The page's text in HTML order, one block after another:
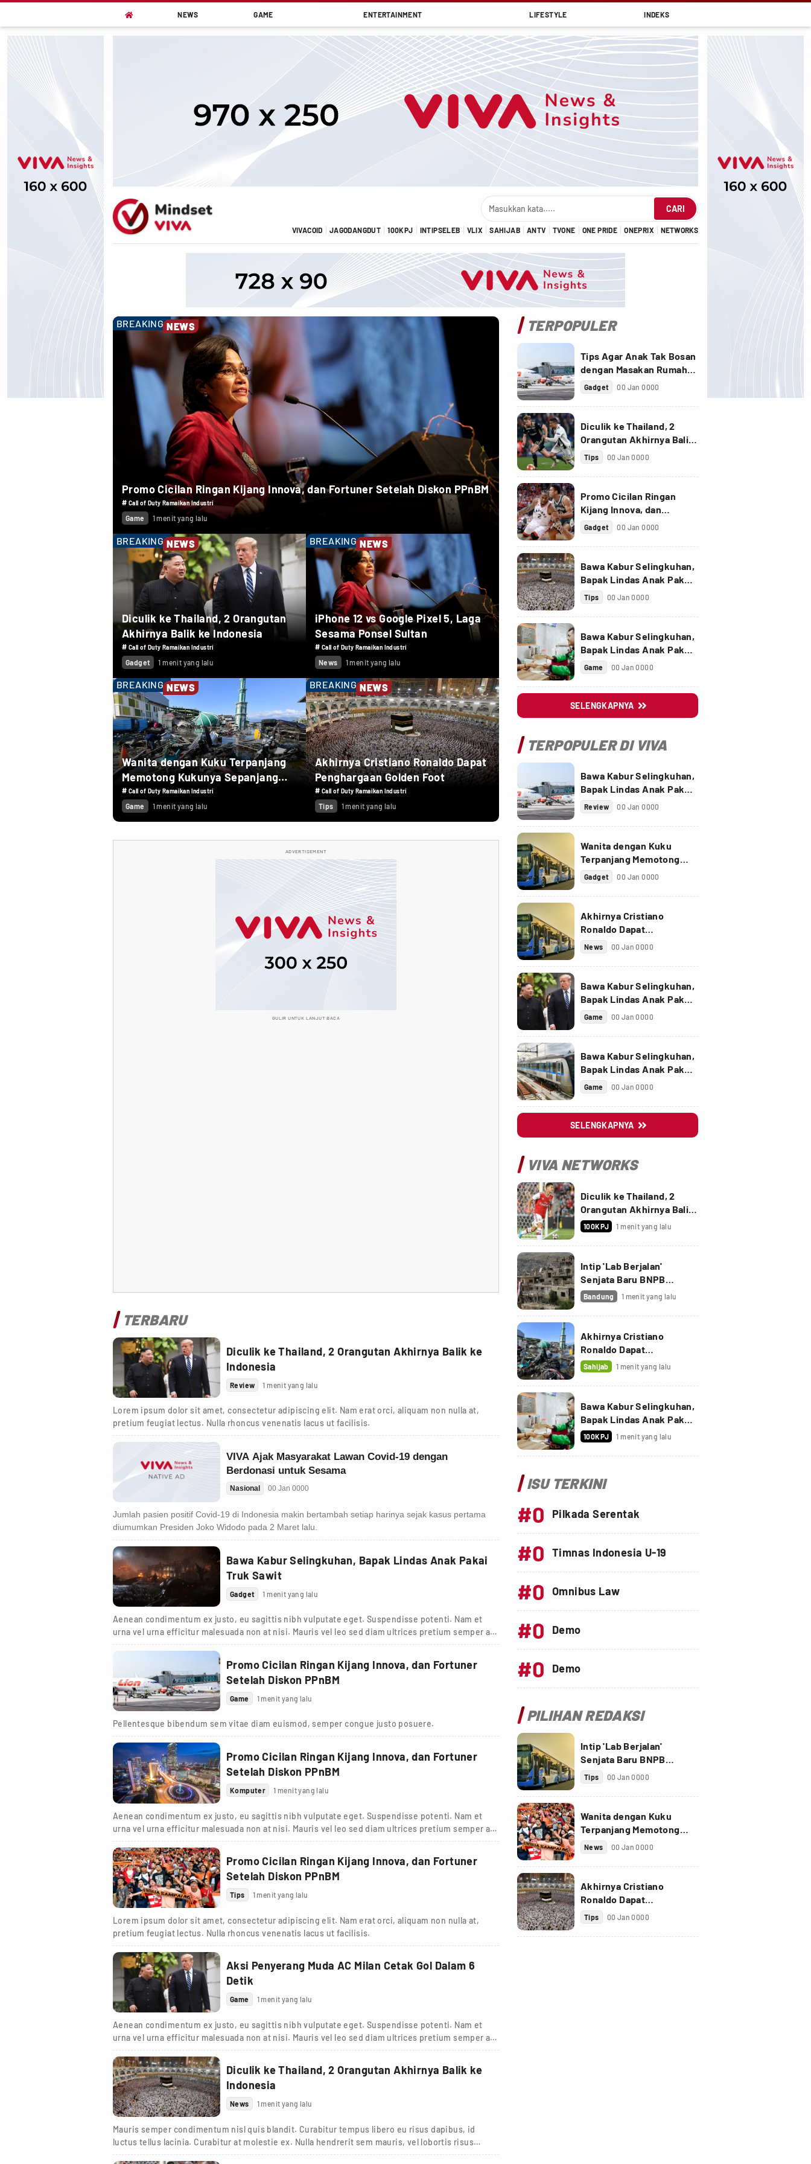
 NEWS GAME ENTERTAINMENT LIFESTYLE INDEKS
CARI
VIVACOID JAGODANGDUT 100KPJ INTIPSELEB VLIX SAHIJAB ANTV TVONE ONE PRIDE ONEPRIX NETWORKS
BREAKING NEWS
Promo Cicilan Ringan Kijang Innova, dan Fortuner Setelah Diskon PPnBM
# Call of Duty Ramaikan Industri
Game 1 menit yang lalu
BREAKING NEWS
Diculik ke Thailand, 2 Orangutan
Akhirnya Balik ke Indonesia
# Call of Duty Ramaikan Industri
Gadget 1 menit yang lalu
BREAKING NEWS
iPhone 12 vs Google Pixel 5, Laga
Sesama Ponsel Sultan
# Call of Duty Ramaikan Industri
News 1 menit yang lalu
BREAKING NEWS
Wanita dengan Kuku Terpanjang
Memotong Kukunya Sepanjang
733 cm
# Call of Duty Ramaikan Industri
Game 1 menit yang lalu
BREAKING NEWS
Akhirnya Cristiano Ronaldo Dapat
Penghargaan Golden Foot
# Call of Duty Ramaikan Industri
Tips 1 menit yang lalu
ADVERTISEMENT
GULIR UNTUK LANJUT BACA
TERBARU
Diculik ke Thailand, 2 Orangutan Akhirnya Balik ke
Indonesia
Review 1 menit yang lalu
Lorem ipsum dolor sit amet, consectetur adipiscing elit. Nam erat orci, aliquam non nulla at,
pretium feugiat lectus. Nulla rhoncus venenatis lacus ut facilisis.
Bawa Kabur Selingkuhan, Bapak Lindas Anak Pakai
Truk Sawit
Gadget 1 menit yang lalu
Aenean condimentum ex justo, eu sagittis nibh vulputate eget. Suspendisse potenti. Nam et
urna vel urna efficitur malesuada non at nisi. Mauris vel leo sed diam ultrices pretium semper a
turpis.
Promo Cicilan Ringan Kijang Innova, dan Fortuner
Setelah Diskon PPnBM
Game 1 menit yang lalu
Pellentesque bibendum sem vitae diam euismod, semper congue justo posuere.
Promo Cicilan Ringan Kijang Innova, dan Fortuner
Setelah Diskon PPnBM
Komputer 1 menit yang lalu
Aenean condimentum ex justo, eu sagittis nibh vulputate eget. Suspendisse potenti. Nam et
urna vel urna efficitur malesuada non at nisi. Mauris vel leo sed diam ultrices pretium semper a
turpis.
Promo Cicilan Ringan Kijang Innova, dan Fortuner
Setelah Diskon PPnBM
Tips 1 menit yang lalu
Lorem ipsum dolor sit amet, consectetur adipiscing elit. Nam erat orci, aliquam non nulla at,
pretium feugiat lectus. Nulla rhoncus venenatis lacus ut facilisis.
Aksi Penyerang Muda AC Milan Cetak Gol Dalam 6
Detik
Game 1 menit yang lalu
Aenean condimentum ex justo, eu sagittis nibh vulputate eget. Suspendisse potenti. Nam et
urna vel urna efficitur malesuada non at nisi. Mauris vel leo sed diam ultrices pretium semper a
turpis.
Diculik ke Thailand, 2 Orangutan Akhirnya Balik ke
Indonesia
News 1 menit yang lalu
Mauris semper condimentum nisl quis blandit. Curabitur tempus libero eu risus dapibus, id
luctus tellus lacinia. Curabitur at molestie ex. Nulla hendrerit sem mauris, vel lobortis risus
viverra et.
TERPOPULER
Tips Agar Anak Tak Bosan
dengan Masakan Rumah
saat Pandemi
Gadget 00 Jan 0000
Diculik ke Thailand, 2
Orangutan Akhirnya Balik
ke Indonesia
Tips 00 Jan 0000
Promo Cicilan Ringan
Kijang Innova, dan
Fortuner Setelah Diskon
PPnBM
Gadget 00 Jan 0000
Bawa Kabur Selingkuhan,
Bapak Lindas Anak Pakai
Truk Sawit
Tips 00 Jan 0000
Bawa Kabur Selingkuhan,
Bapak Lindas Anak Pakai
Truk Sawit
Game 00 Jan 0000
SELENGKAPNYA 
TERPOPULER DI VIVA
Bawa Kabur Selingkuhan,
Bapak Lindas Anak Pakai
Truk Sawit
Review 00 Jan 0000
Wanita dengan Kuku
Terpanjang Memotong
Kukunya Sepanjang 733
cm
Gadget 00 Jan 0000
Akhirnya Cristiano
Ronaldo Dapat
Penghargaan Golden Foot
News 00 Jan 0000
Bawa Kabur Selingkuhan,
Bapak Lindas Anak Pakai
Truk Sawit
Game 00 Jan 0000
Bawa Kabur Selingkuhan,
Bapak Lindas Anak Pakai
Truk Sawit
Game 00 Jan 0000
SELENGKAPNYA 
VIVA NETWORKS
Diculik ke Thailand, 2
Orangutan Akhirnya Balik
ke Indonesia
100KPJ 1 menit yang lalu
Intip 'Lab Berjalan'
Senjata Baru BNPB
Perangi Virus Corona
Bandung 1 menit yang lalu
Akhirnya Cristiano
Ronaldo Dapat
Penghargaan Golden Foot
Sahijab 1 menit yang lalu
Bawa Kabur Selingkuhan,
Bapak Lindas Anak Pakai
Truk Sawit
100KPJ 1 menit yang lalu
ISU TERKINI
#0 Pilkada Serentak
#0 Timnas Indonesia U-19
#0 Omnibus Law
#0 Demo
#0 Demo
PILIHAN REDAKSI
Intip 'Lab Berjalan'
Senjata Baru BNPB
Perangi Virus Corona
Tips 00 Jan 0000
Wanita dengan Kuku
Terpanjang Memotong
Kukunya Sepanjang 733
cm
News 00 Jan 0000
Akhirnya Cristiano
Ronaldo Dapat
Penghargaan Golden Foot
Tips 00 Jan 0000